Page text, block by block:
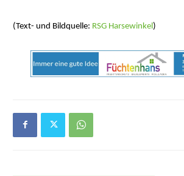
(Text- und Bildquelle: RSG Harsewinkel )